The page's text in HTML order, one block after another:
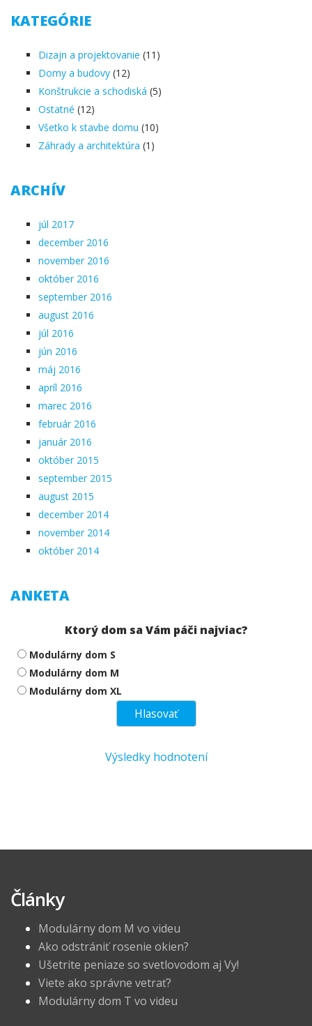
KATEGÓRIE
Dizajn a projektovanie (11)
Domy a budovy (12)
Konštrukcie a schodiská (5)
Ostatné (12)
Všetko k stavbe domu (10)
Záhrady a architektúra (1)
ARCHÍV
júl 2017
december 2016
november 2016
október 2016
september 2016
august 2016
júl 2016
jún 2016
máj 2016
apríl 2016
marec 2016
február 2016
január 2016
október 2015
september 2015
august 2015
december 2014
november 2014
október 2014
ANKETA
Ktorý dom sa Vám páči najviac?
Modulárny dom S
Modulárny dom M
Modulárny dom XL
Výsledky hodnotení
Články
Modulárny dom M vo videu
Ako odstrániť rosenie okien?
Ušetrite peniaze so svetlovodom aj Vy!
Viete ako správne vetrať?
Modulárny dom T vo videu